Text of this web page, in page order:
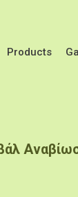
Products